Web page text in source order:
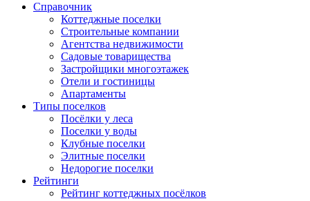
Справочник
Коттеджные поселки
Строительные компании
Агентства недвижимости
Садовые товарищества
Застройщики многоэтажек
Отели и гостиницы
Апартаменты
Типы поселков
Посёлки у леса
Поселки у воды
Клубные поселки
Элитные поселки
Недорогие поселки
Рейтинги
Рейтинг коттеджных посёлков